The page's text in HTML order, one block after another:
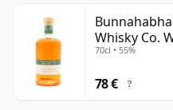
Whisky Co.
años
70cl • 55%
78 € ?